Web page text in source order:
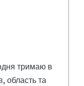
тримаю в
область та